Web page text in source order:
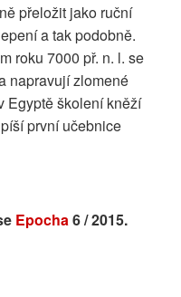
přeložit jako ruční
a tak podobně.
roku 7000 př. n. l. se
napravují zlomené
Egyptě školení kněží
první učebnice
Epocha6 / 2015.